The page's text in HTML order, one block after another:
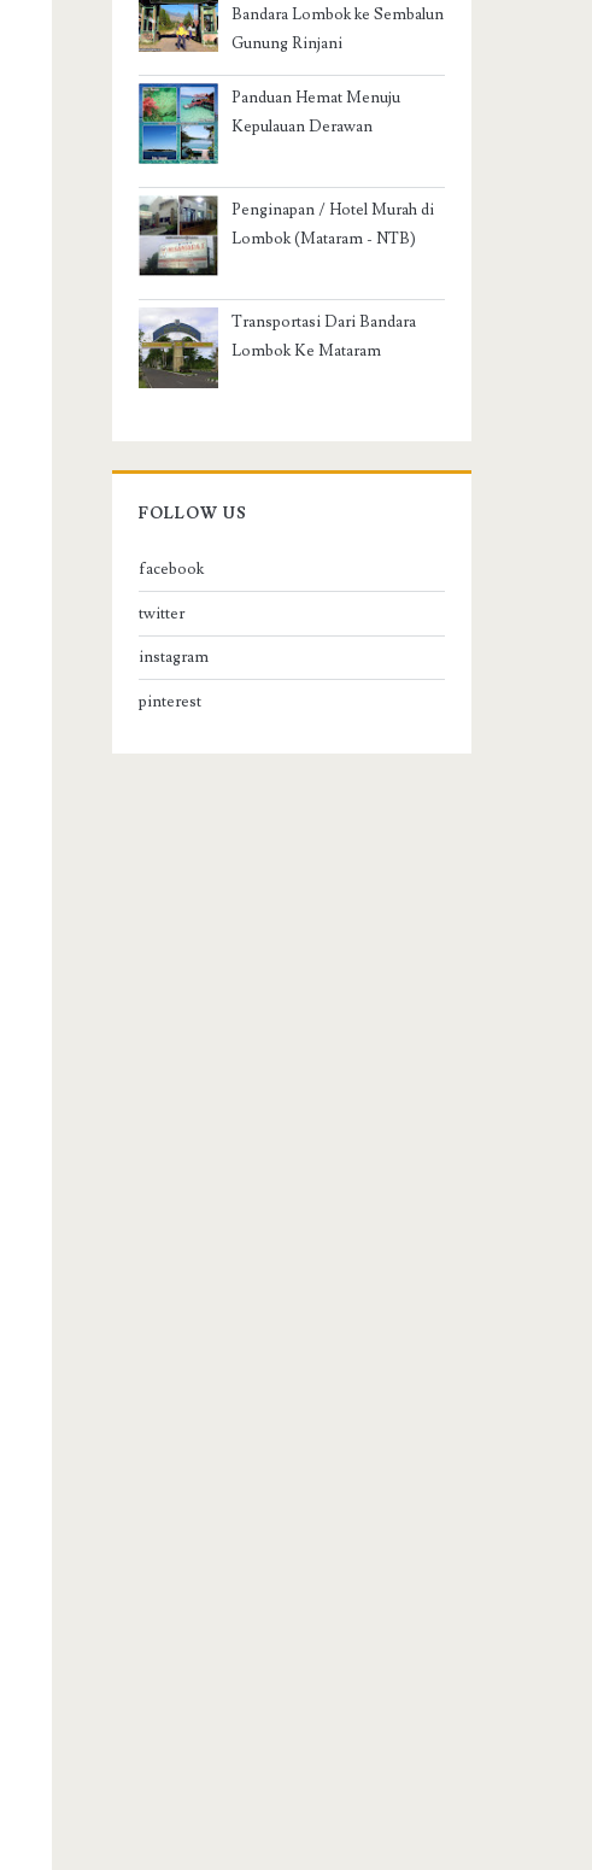
Bandara Lombok ke Sembalun
Gunung Rinjani
Panduan Hemat Menuju
Kepulauan Derawan
Penginapan / Hotel Murah di
Lombok (Mataram - NTB)
Transportasi Dari Bandara
Lombok Ke Mataram
FOLLOW US
facebook
twitter
instagram
pinterest